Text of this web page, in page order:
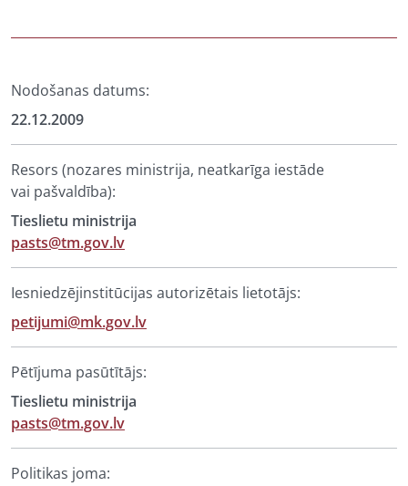
Nodošanas datums:
22.12.2009
Resors (nozares ministrija, neatkarīga iestāde
vai pašvaldība):
Tieslietu ministrija
pasts@tm.gov.lv
Iesniedzējinstitūcijas autorizētais lietotājs:
petijumi@mk.gov.lv
Pētījuma pasūtītājs:
Tieslietu ministrija
pasts@tm.gov.lv
Politikas joma: